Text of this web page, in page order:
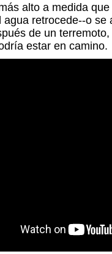
alto a medida
agua retrocede--o se
de un terremoto,
estar en camino.